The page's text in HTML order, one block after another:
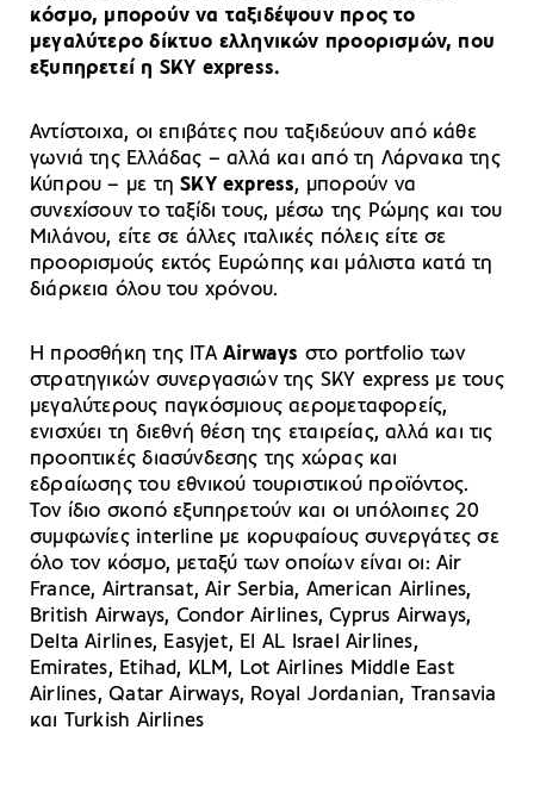
κόσμο, μπορούν να ταξιδέψουν προς το
μεγαλύτερο δίκτυο ελληνικών προορισμών, που
εξυπηρετεί η SKY express.
Αντίστοιχα, οι επιβάτες που ταξιδεύουν από κάθε
γωνιά της Ελλάδας – αλλά και από τη Λάρνακα της
Κύπρου – με τηSKY express, μπορούν να
συνεχίσουν το ταξίδι τους, μέσω της Ρώμης και του
Μιλάνου, είτε σε άλλες ιταλικές πόλεις είτε σε
προορισμούς εκτός Ευρώπης και μάλιστα κατά τη
διάρκεια όλου του χρόνου.
Η προσθήκη της ΙΤΑ Airways στο portfolio των
στρατηγικών συνεργασιών της SKY express με τους
μεγαλύτερους παγκόσμιους αερομεταφορείς,
ενισχύει τη διεθνή θέση της εταιρείας, αλλά και τις
προοπτικές διασύνδεσης της χώρας και
εδραίωσης του εθνικού τουριστικού προϊόντος.
Τον ίδιο σκοπό εξυπηρετούν και οι υπόλοιπες 20
συμφωνίες interline με κορυφαίους συνεργάτες σε
όλο τον κόσμο, μεταξύ των οποίων είναι οι: Air
France, Airtransat, Air Serbia, American Airlines,
British Airways, Condor Airlines, Cyprus Airways,
Delta Airlines, Easyjet, El AL Israel Airlines,
Emirates, Etihad, KLM, Lot Airlines Middle East
Airlines, Qatar Airways, Royal Jordanian, Transavia
και Turkish Airlines